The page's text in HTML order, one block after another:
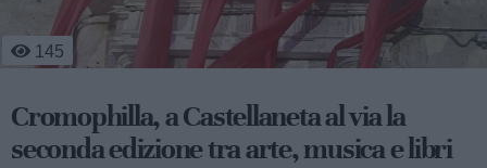
145
Cromophilla, a Castellaneta al via la
seconda edizione tra arte, musica e libri